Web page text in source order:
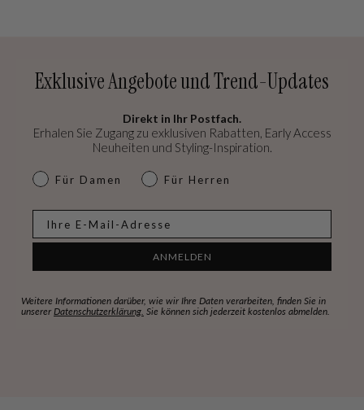
Exklusive Angebote und Trend-Updates
Direkt in Ihr Postfach.
Erhalen Sie Zugang zu exklusiven Rabatten, Early Access
Neuheiten und Styling-Inspiration.
dames & heren
Für Damen Für Herren
ANMELDEN
Weitere Informationen darüber, wie wir Ihre Daten verarbeiten, finden Sie in
unserer Datenschutzerklärung. Sie können sich jederzeit kostenlos abmelden.